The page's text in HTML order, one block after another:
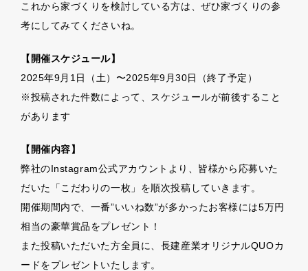
これから家づくりを検討している方は、ぜひ家づくりの参
考にしてみてくださいね。
【開催スケジュール】
2025年9月1日（土）〜2025年9月30日（終了予定）
※投稿された件数によって、スケジュールが前後すること
があります
【開催内容】
弊社のInstagram公式アカウントより、皆様から応募いた
だいた「こだわりの一枚」を順次投稿していきます。
開催期間内で、一番”いいね数”が多かったお客様には5万円
相当の豪華賞品をプレゼント！
また投稿いただいた方全員に、長建産業オリジナルQUOカ
ードをプレゼントいたします。